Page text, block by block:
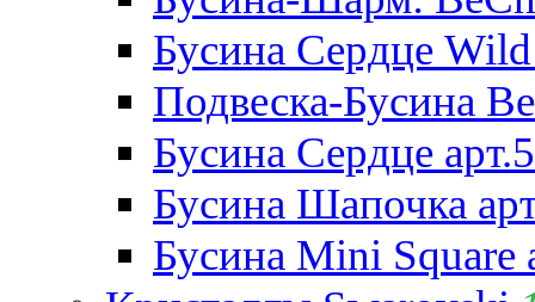
Бусина Сердце
Подвеска-Бусина
Бусина Сердце
Бусина Шапочка
Бусина Mini Square